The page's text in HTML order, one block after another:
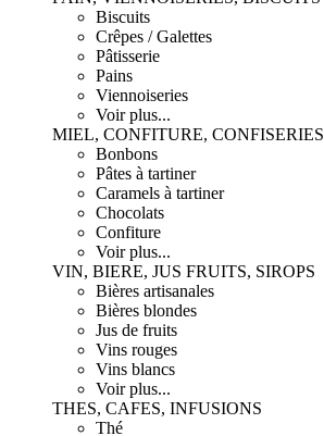
Biscuits
Crêpes / Galettes
Pâtisserie
Pains
Viennoiseries
Voir plus...
MIEL, CONFITURE, CONFISERIES
Bonbons
Pâtes à tartiner
Caramels à tartiner
Chocolats
Confiture
Voir plus...
VIN, BIERE, JUS FRUITS, SIROPS
Bières artisanales
Bières blondes
Jus de fruits
Vins rouges
Vins blancs
Voir plus...
THES, CAFES, INFUSIONS
Thé